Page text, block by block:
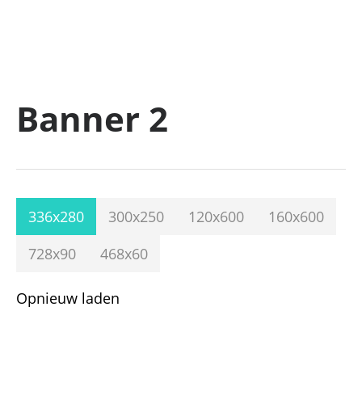
Banner 2
336x280 300x250 120x600
160x600
728x90
468x60
Opnieuw laden